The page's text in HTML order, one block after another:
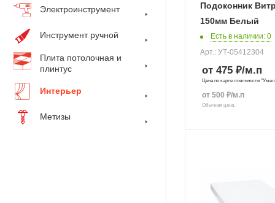
Электроинструмент
Инструмент ручной
Плита потолочная и
плинтус
Интерьер
Метизы
Подоконник
150мм Белый
Есть в наличии: 0
Арт.: УТ-05412304
от 475 ₽/м.п
Цена по карте лояльности
от 500 ₽/м.п
Обычная цена.